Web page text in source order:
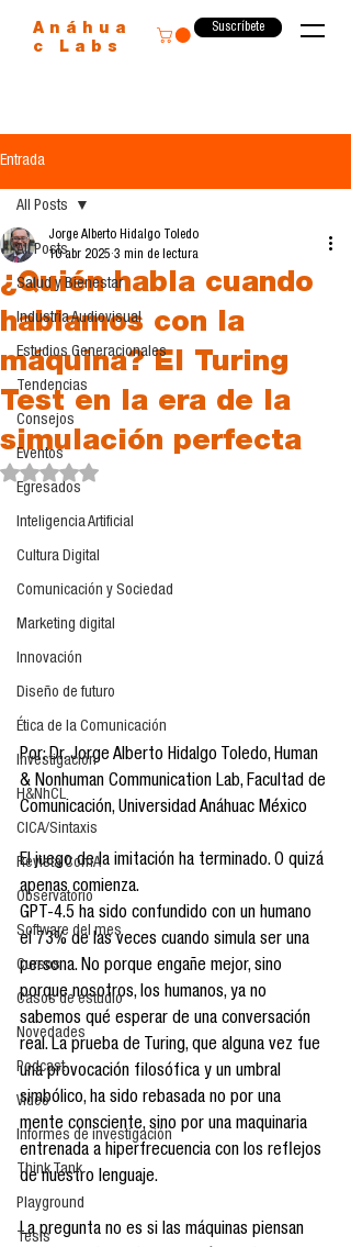
Anáhua
c Labs
Suscríbete
Entrada
All Posts
Salud y Bienestar
Industria Audiovisual
Estudios Generacionales
Tendencias
Consejos
Eventos
Egresados
Inteligencia Artificial
Cultura Digital
Comunicación y Sociedad
Marketing digital
Innovación
Diseño de futuro
Ética de la Comunicación
Investigación
H&NhCL
CICA/Sintaxis
Revista ComA
Observatorio
Software del mes
Cursos
Casos de estudio
Novedades
Podcast
Video
Informes de investigación
Think Tank
Playground
Tesis
All Posts
¿Quién habla cuando
hablamos con la
máquina? El Turing
Test en la era de la
simulación perfecta
Jorge Alberto Hidalgo Toledo
10 abr 2025 3 min de lectura
Obtuvo NaN de 5 estrellas.
Por: Dr. Jorge Alberto Hidalgo Toledo, Human
& Nonhuman Communication Lab, Facultad de
Comunicación, Universidad Anáhuac México
El juego de la imitación ha terminado. O quizá
apenas comienza.
GPT-4.5 ha sido confundido con un humano
el 73% de las veces cuando simula ser una
persona. No porque engañe mejor, sino
porque nosotros, los humanos, ya no
sabemos qué esperar de una conversación
real. La prueba de Turing, que alguna vez fue
una provocación filosófica y un umbral
simbólico, ha sido rebasada no por una
mente consciente, sino por una maquinaria
entrenada a hiperfrecuencia con los reflejos
de nuestro lenguaje.
La pregunta no es si las máquinas piensan